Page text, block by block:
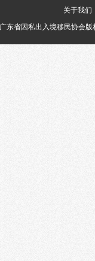
关于我们
广东省因私出入境移民协会